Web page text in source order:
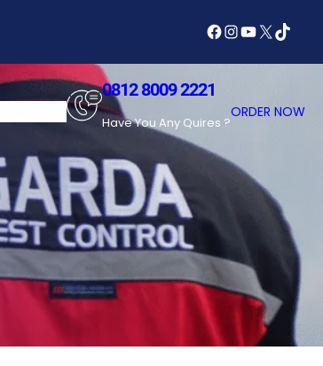
Facebook
Instagram
YouTube
X TikTok
0812 8009 2221
Have You Any Quires ?
ORDER NOW